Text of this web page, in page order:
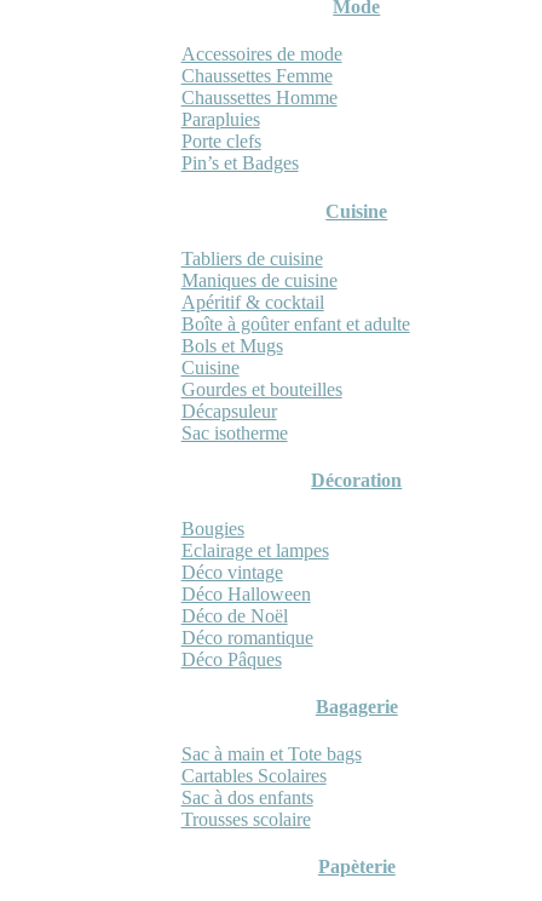
Mode
Accessoires de mode
Chaussettes Femme
Chaussettes Homme
Parapluies
Porte clefs
Pin’s et Badges
Cuisine
Tabliers de cuisine
Maniques de cuisine
Apéritif & cocktail
Boîte à goûter enfant et adulte
Bols et Mugs
Cuisine
Gourdes et bouteilles
Décapsuleur
Sac isotherme
Décoration
Bougies
Eclairage et lampes
Déco vintage
Déco Halloween
Déco de Noël
Déco romantique
Déco Pâques
Bagagerie
Sac à main et Tote bags
Cartables Scolaires
Sac à dos enfants
Trousses scolaire
Papèterie